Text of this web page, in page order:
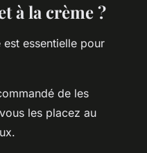
à la crème ?
essentielle pour
de les
les placez au